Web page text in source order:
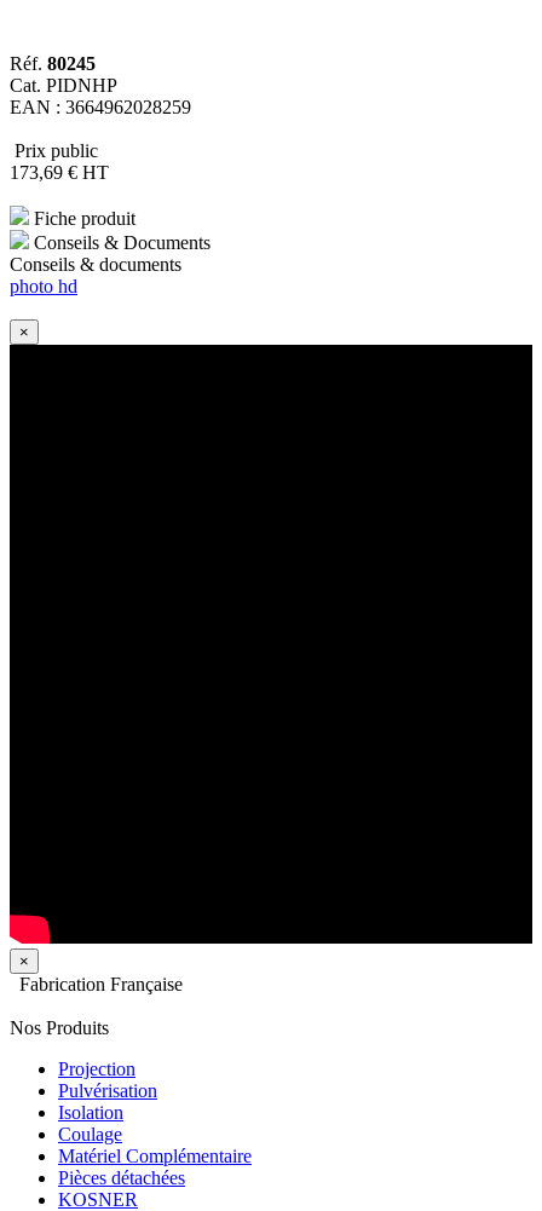
Réf. 80245
Cat. PIDNHP
EAN : 3664962028259
Prix public
173,69 € HT
Fiche produit
Conseils & Documents
Conseils & documents
photo hd
×
×
Fabrication Française
Nos Produits
Projection
Pulvérisation
Isolation
Coulage
Matériel Complémentaire
Pièces détachées
KOSNER